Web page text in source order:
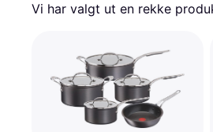
Vi har valgt ut en rekke